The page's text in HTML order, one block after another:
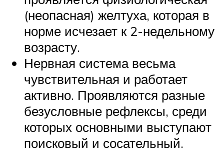
(неопасная) желтуха, которая в
норме исчезает к 2-недельному
возрасту.
Нервная система весьма
чувствительная и работает
активно. Проявляются разные
безусловные рефлексы, среди
которых основными выступают
поисковый и сосательный.